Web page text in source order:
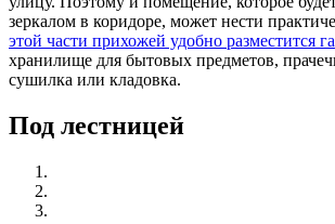
зеркалом в коридоре, может нести
этой части прихожей удобно разместится
хранилище для бытовых предметов,
сушилка или кладовка.
Под лестницей